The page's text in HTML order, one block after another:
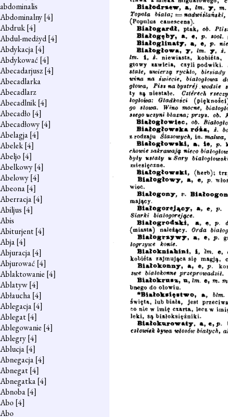
abdominalis
Abdominalny[4]
Abdruk[4]
Abdul-medżyd[4]
Abdykacja[4]
Abdykować [4]
Abecadarjusz[4]
Abecadlarka
Abecadlarz
Abecadlnik[4]
Abecadło [4]
Abecadłowy[4]
Abelagja[4]
Abelek[4]
Abeljo [4]
Abelkowy[4]
Abelowy[4]
Abeona[4]
Aberracja[4]
Abiljus [4]
Abis
Abiturjent[4]
Abja[4]
Abjuracja[4]
Abjurować [4]
Ablaktowanie [4]
Ablatyw[4]
Abłaucha[4]
Ablegacja[4]
Ablegat[4]
Ablegowanie [4]
Ablegry[4]
Ablucja[4]
Abnegacja[4]
Abnegat[4]
Abnegatka[4]
Abnoba[4]
Abo [4]
Abo